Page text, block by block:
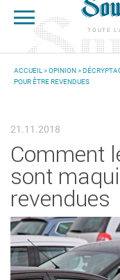
TOUTE
VOUS ÊTES ICI
ACCUEIL >OPINION>
POUR ÊTRE REVENDUES
21.11.2018
Comment
sont
revendues